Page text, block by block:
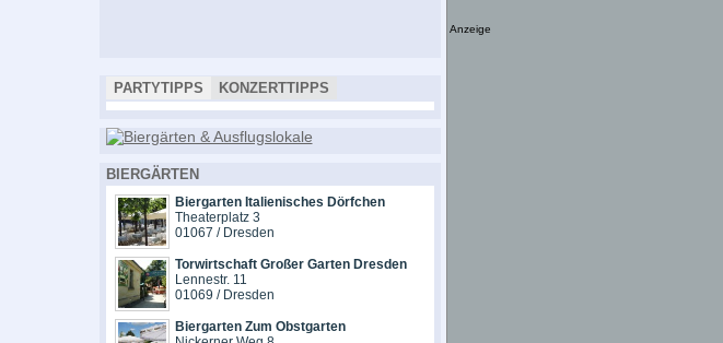
PARTYTIPPS KONZERTTIPPS
BIERGÄRTEN
Biergarten Italienisches Dörfchen
Theaterplatz 3
01067 / Dresden
Torwirtschaft Großer Garten Dresden
Lennestr. 11
01069 / Dresden
Biergarten Zum Obstgarten
Anzeige